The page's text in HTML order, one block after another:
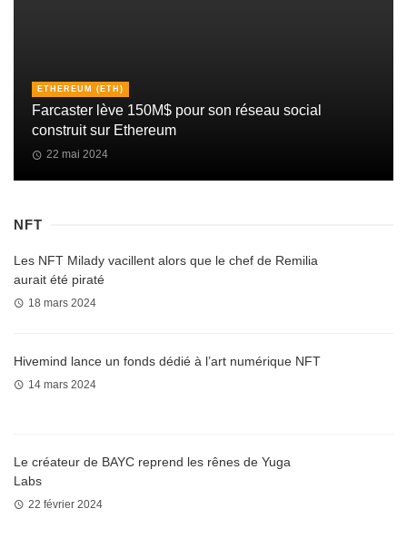
ETHEREUM (ETH)
Farcaster lève 150M$ pour son réseau social
construit sur Ethereum
22 mai 2024
NFT
Les NFT Milady vacillent alors que le chef de Remilia
aurait été piraté
18 mars 2024
Hivemind lance un fonds dédié à l’art numérique NFT
14 mars 2024
Le créateur de BAYC reprend les rênes de Yuga
Labs
22 février 2024